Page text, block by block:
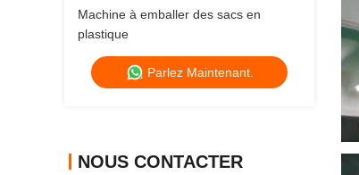
Machine à emballer des sacs en
plastique
Parlez Maintenant.
NOUS CONTACTER